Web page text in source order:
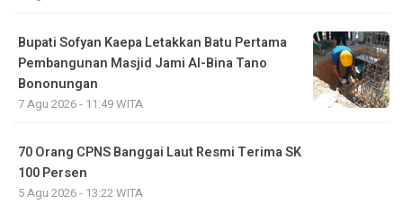
Bupati Sofyan Kaepa Letakkan Batu Pertama
Pembangunan Masjid Jami Al-Bina Tano
Bononungan
7 Agu 2026 - 11:49 WITA
70 Orang CPNS Banggai Laut Resmi Terima SK
100 Persen
5 Agu 2026 - 13:22 WITA